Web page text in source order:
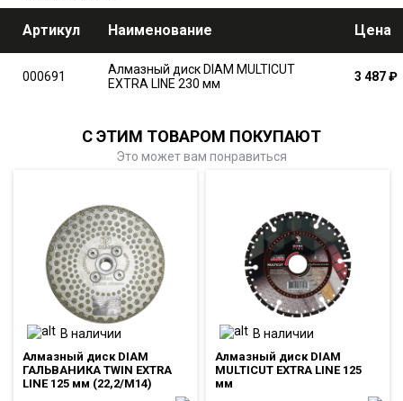
Артикул Наименование Цена
000691
Алмазный диск DIAM MULTICUT
EXTRA LINE 230 мм
3 487₽
С ЭТИМ ТОВАРОМ ПОКУПАЮТ
Это может вам понравиться
В наличии
Алмазный диск DIAM
ГАЛЬВАНИКА TWIN EXTRA
LINE 125 мм (22,2/M14)
В наличии
Алмазный диск DIAM
MULTICUT EXTRA LINE 125
мм